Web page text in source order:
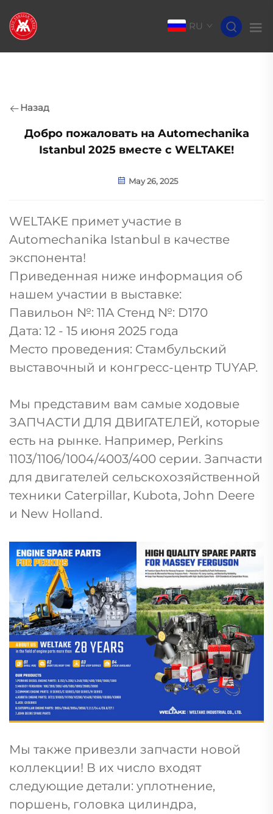
RU
Назад
Добро пожаловать на Automechanika
Istanbul 2025 вместе с WELTAKE!
May 26, 2025
WELTAKE примет участие в
Automechanika Istanbul в качестве
экспонента!
Приведенная ниже информация об
нашем участии в выставке:
Павильон №: 11A Стенд №: D170
Дата: 12 - 15 июня 2025 года
Место проведения: Стамбульский
выставочный и конгресс-центр TUYAP.
Мы представим вам самые ходовые
ЗАПЧАСТИ ДЛЯ ДВИГАТЕЛЕЙ, которые
есть на рынке. Например, Perkins
1103/1106/1004/4003/400 серии. Запчасти
для двигателей сельскохозяйственной
техники Caterpillar, Kubota, John Deere
и New Holland.
Мы также привезли запчасти новой
коллекции! В их число входят
следующие детали: уплотнение,
поршень, головка цилиндра,